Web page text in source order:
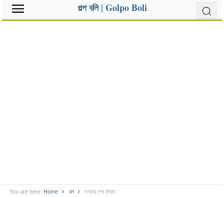
গল্প বলি | Golpo Boli
You are here: Home গল্প তনয়ার শেষ মিথ্যা